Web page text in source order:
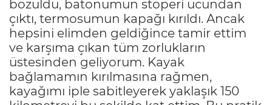
bozuldu, batonumun stoperi ucundan
çıktı, termosumun kapağı kırıldı. Ancak
hepsini elimden geldiğince tamir ettim
ve karşıma çıkan tüm zorlukların
üstesinden geliyorum. Kayak
bağlamamın kırılmasına rağmen,
kayağımı iple sabitleyerek yaklaşık 150